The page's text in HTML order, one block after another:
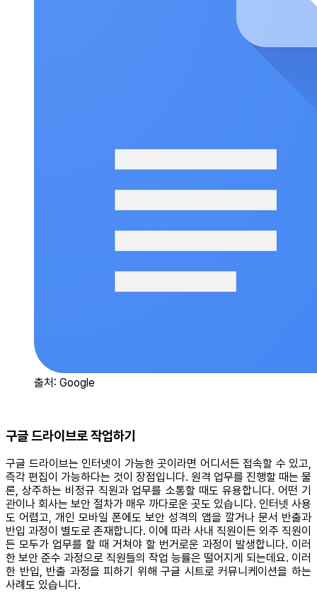
출처: Google
구글 드라이브로 작업하기
구글 드라이브는 인터넷이 가능한 곳이라면 어디서든 접속할 수 있고,
즉각 편집이 가능하다는 것이 장점입니다. 원격 업무를 진행할 때는 물
론, 상주하는 비정규 직원과 업무를 소통할 때도 유용합니다. 어떤 기
관이나 회사는 보안 절차가 매우 까다로운 곳도 있습니다. 인터넷 사용
도 어렵고, 개인 모바일 폰에도 보안 성격의 앱을 깔거나 문서 반출과
반입 과정이 별도로 존재합니다. 이에 따라 사내 직원이든 외주 직원이
든 모두가 업무를 할 때 거쳐야 할 번거로운 과정이 발생합니다. 이러
한 보안 준수 과정으로 직원들의 작업 능률은 떨어지게 되는데요. 이러
한 반입, 반출 과정을 피하기 위해 구글 시트로 커뮤니케이션을 하는
사례도 있습니다.